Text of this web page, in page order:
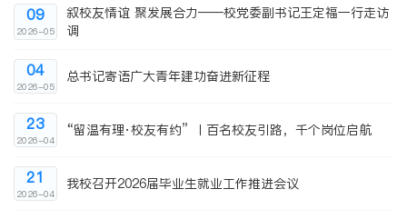
叙校友情谊 聚发展合力——校党委副书记王定福一行走访
调
09
2026-05
总书记寄语广大青年建功奋进新征程
04
2026-05
“留温有理·校友有约” 丨百名校友引路，千个岗位启航
23
2026-04
我校召开2026届毕业生就业工作推进会议
21
2026-04